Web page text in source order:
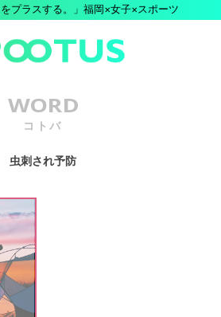
をプラスする。」福岡×女子×スポーツ
WORD
コトバ
虫刺され予防